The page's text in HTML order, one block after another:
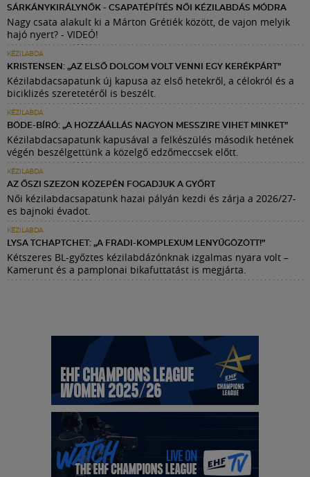
SÁRKÁNYKIRÁLYNŐK - CSAPATÉPÍTÉS NŐI KÉZILABDÁS MÓDRA
Nagy csata alakult ki a Márton Grétiék között, de vajon melyik
hajó nyert? - VIDEÓ!
KÉZILABDA
KRISTENSEN: „AZ ELSŐ DOLGOM VOLT VENNI EGY KERÉKPÁRT”
Kézilabdacsapatunk új kapusa az első hetekről, a célokról és a
biciklizés szeretetéről is beszélt.
KÉZILABDA
BÖDE-BÍRÓ: „A HOZZÁÁLLÁS NAGYON MESSZIRE VIHET MINKET”
Kézilabdacsapatunk kapusával a felkészülés második hetének
végén beszélgettünk a közelgő edzőmeccsek előtt.
KÉZILABDA
AZ ŐSZI SZEZON KÖZEPÉN FOGADJUK A GYŐRT
Női kézilabdacsapatunk hazai pályán kezdi és zárja a 2026/27-
es bajnoki évadot.
KÉZILABDA
LYSA TCHAPTCHET: „A FRADI-KOMPLEXUM LENYŰGÖZÖTT!”
Kétszeres BL-győztes kézilabdázónknak izgalmas nyara volt –
Kamerunt és a pamplonai bikafuttatást is megjárta.